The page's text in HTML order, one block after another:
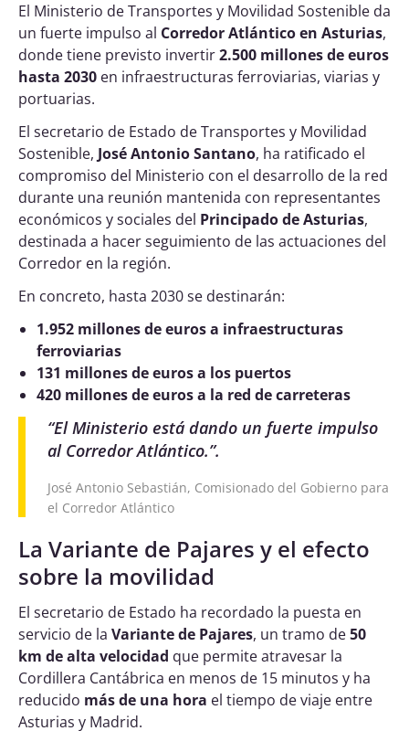
El Ministerio de Transportes y Movilidad Sostenible da
un fuerte impulso al Corredor Atlántico en Asturias,
donde tiene previsto invertir2.500 millones de euros
hasta 2030 en infraestructuras ferroviarias, viarias y
portuarias.
El secretario de Estado de Transportes y Movilidad
Sostenible, José Antonio Santano, ha ratificado el
compromiso del Ministerio con el desarrollo de la red
durante una reunión mantenida con representantes
económicos y sociales del Principado de Asturias,
destinada a hacer seguimiento de las actuaciones del
Corredor en la región.
En concreto, hasta 2030 se destinarán:
1.952 millones de euros a infraestructuras
ferroviarias
131 millones de euros a los puertos
420 millones de euros a la red de carreteras
“El Ministerio está dando un fuerte impulso
al Corredor Atlántico.”.
José Antonio Sebastián, Comisionado del Gobierno para
el Corredor Atlántico
La Variante de Pajares y el efecto
sobre la movilidad
El secretario de Estado ha recordado la puesta en
servicio de la Variante de Pajares, un tramo de50
km de alta velocidad que permite atravesar la
Cordillera Cantábrica en menos de 15 minutos y ha
reducido más de una hora el tiempo de viaje entre
Asturias y Madrid.